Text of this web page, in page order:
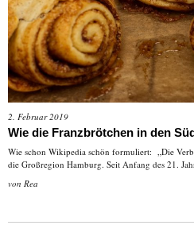
2. Februar 2019
Wie die Franzbrötchen in den
Wie schon Wikipedia schön formuliert: „Die
die Großregion Hamburg. Seit Anfang des 21.
von Rea